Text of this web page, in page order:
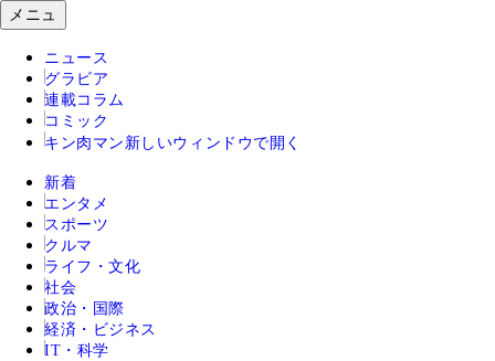
メニュ
ニュース
グラビア
連載コラム
コミック
キン肉マン 新しいウィンドウで開く
新着
エンタメ
スポーツ
クルマ
ライフ・文化
社会
政治・国際
経済・ビジネス
IT・科学